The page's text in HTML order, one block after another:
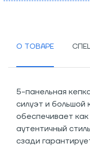
О ТОВАРЕ
5-панельная
силуэт и большой
обеспечивает
аутентичный
сзади